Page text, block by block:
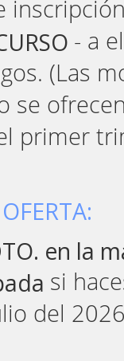
- a
(Las
se
primer
en la
si
del